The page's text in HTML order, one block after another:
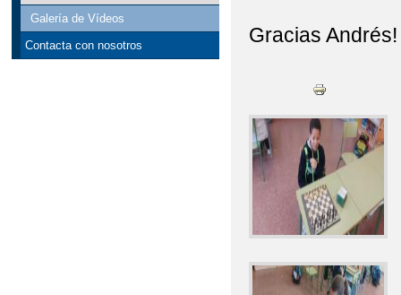
Galería de Vídeos
Contacta con nosotros
Gracias